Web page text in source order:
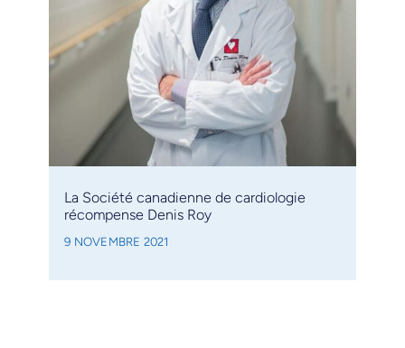
La Société canadienne de cardiologie
récompense Denis Roy
9 NOVEMBRE 2021